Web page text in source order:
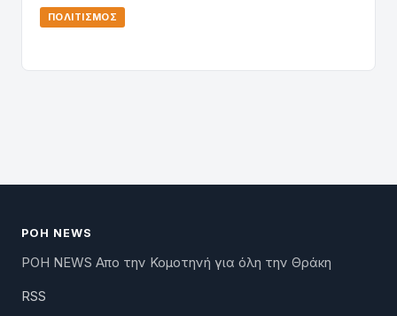
ΠΟΛΙΤΙΣΜΌΣ
ΡΟΗ NEWS
ΡΟΗ NEWS Απο την Κομοτηνή για όλη την Θράκη
RSS